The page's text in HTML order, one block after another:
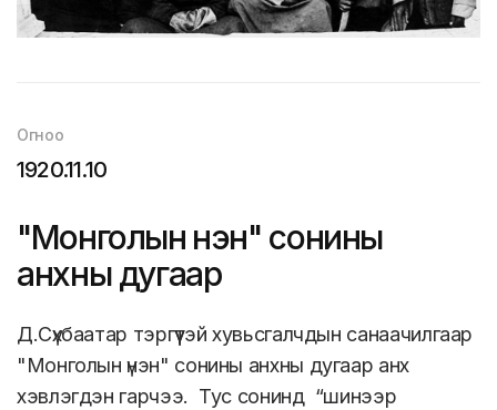
Огноо
1920.11.10
"Монголын үнэн" сонины
анхны дугаар
Д.Сүхбаатар тэргүүтэй хувьсгалчдын санаачилгаар
"Монголын үнэн" сонины анхны дугаар анх
хэвлэгдэн гарчээ. Тус сонинд “шинээр